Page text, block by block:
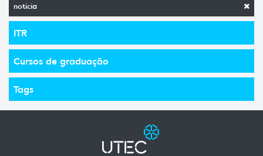
notícia
ITR
Cursos de graduação
Tags